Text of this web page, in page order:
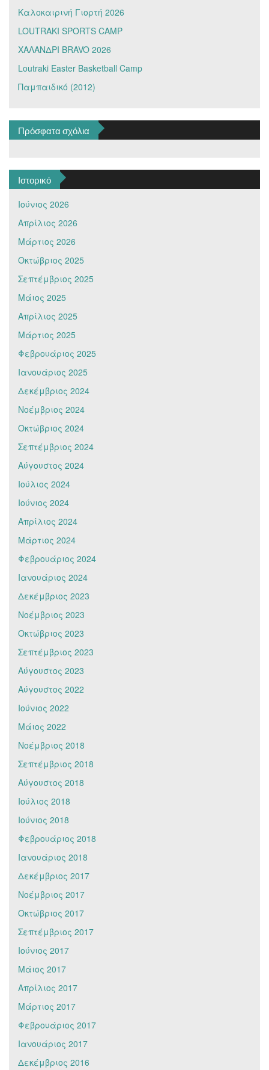
Καλοκαιρινή Γιορτή 2026
LOUTRAKI SPORTS CAMP
ΧΑΛΑΝΔΡΙ BRAVO 2026
Loutraki Easter Basketball Camp
Παμπαιδικό (2012)
Πρόσφατα σχόλια
Ιστορικό
Ιούνιος 2026
Απρίλιος 2026
Μάρτιος 2026
Οκτώβριος 2025
Σεπτέμβριος 2025
Μάιος 2025
Απρίλιος 2025
Μάρτιος 2025
Φεβρουάριος 2025
Ιανουάριος 2025
Δεκέμβριος 2024
Νοέμβριος 2024
Οκτώβριος 2024
Σεπτέμβριος 2024
Αύγουστος 2024
Ιούλιος 2024
Ιούνιος 2024
Απρίλιος 2024
Μάρτιος 2024
Φεβρουάριος 2024
Ιανουάριος 2024
Δεκέμβριος 2023
Νοέμβριος 2023
Οκτώβριος 2023
Σεπτέμβριος 2023
Αύγουστος 2023
Αύγουστος 2022
Ιούνιος 2022
Μάιος 2022
Νοέμβριος 2018
Σεπτέμβριος 2018
Αύγουστος 2018
Ιούλιος 2018
Ιούνιος 2018
Φεβρουάριος 2018
Ιανουάριος 2018
Δεκέμβριος 2017
Νοέμβριος 2017
Οκτώβριος 2017
Σεπτέμβριος 2017
Ιούνιος 2017
Μάιος 2017
Απρίλιος 2017
Μάρτιος 2017
Φεβρουάριος 2017
Ιανουάριος 2017
Δεκέμβριος 2016